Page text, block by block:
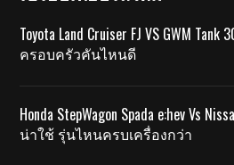
Toyota Land Cruiser FJ VS GWM
ครอบครัวคันไหนดี
Honda StepWagon Spada e:hev Vs
น่าใช้ รุ่นไหนครบเครื่องกว่า